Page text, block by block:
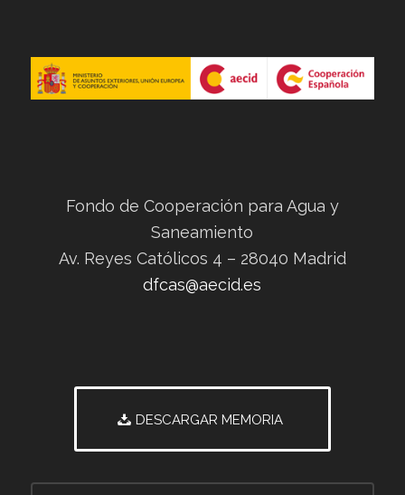
Fondo de Cooperación para Agua y
Saneamiento
Av. Reyes Católicos 4 – 28040 Madrid
dfcas@aecid.es
DESCARGAR MEMORIA